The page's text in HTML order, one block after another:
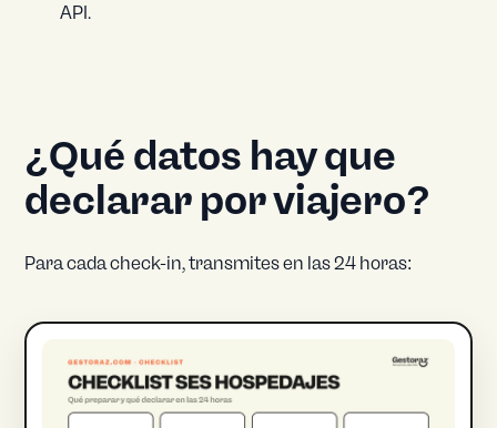
API.
¿Qué datos hay que
declarar por viajero?
Para cada check-in, transmites en las 24 horas: